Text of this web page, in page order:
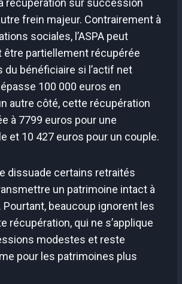
frein majeur. Contrairement à
sociales, l’ASPA peut
partiellement récupérée
du bénéficiaire si l’actif net
100 000 euros en
autre côté, cette récupération
à 7799 euros pour une
et 10 427 euros pour un couple.
dissuade certains retraités
un patrimoine intact à
beaucoup ignorent les
récupération, qui ne s’applique
modestes et reste
pour les patrimoines plus